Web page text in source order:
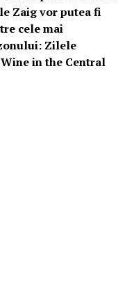
Zaig vor putea fi
cele mai
Zilele
in the Central